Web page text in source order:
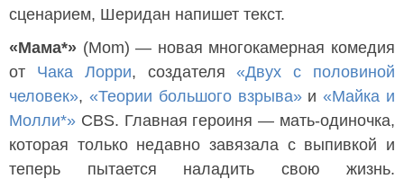
сценарием, Шеридан напишет текст.
«Мама*» (Mom) — новая многокамерная комедия
от Чака Лорри, создателя«Двух с половиной
человек», «Теории большого взрыва»и«Майка и
Молли*» CBS. Главная героиня — мать-одиночка,
которая только недавно завязала с выпивкой и
теперь пытается наладить свою жизнь.